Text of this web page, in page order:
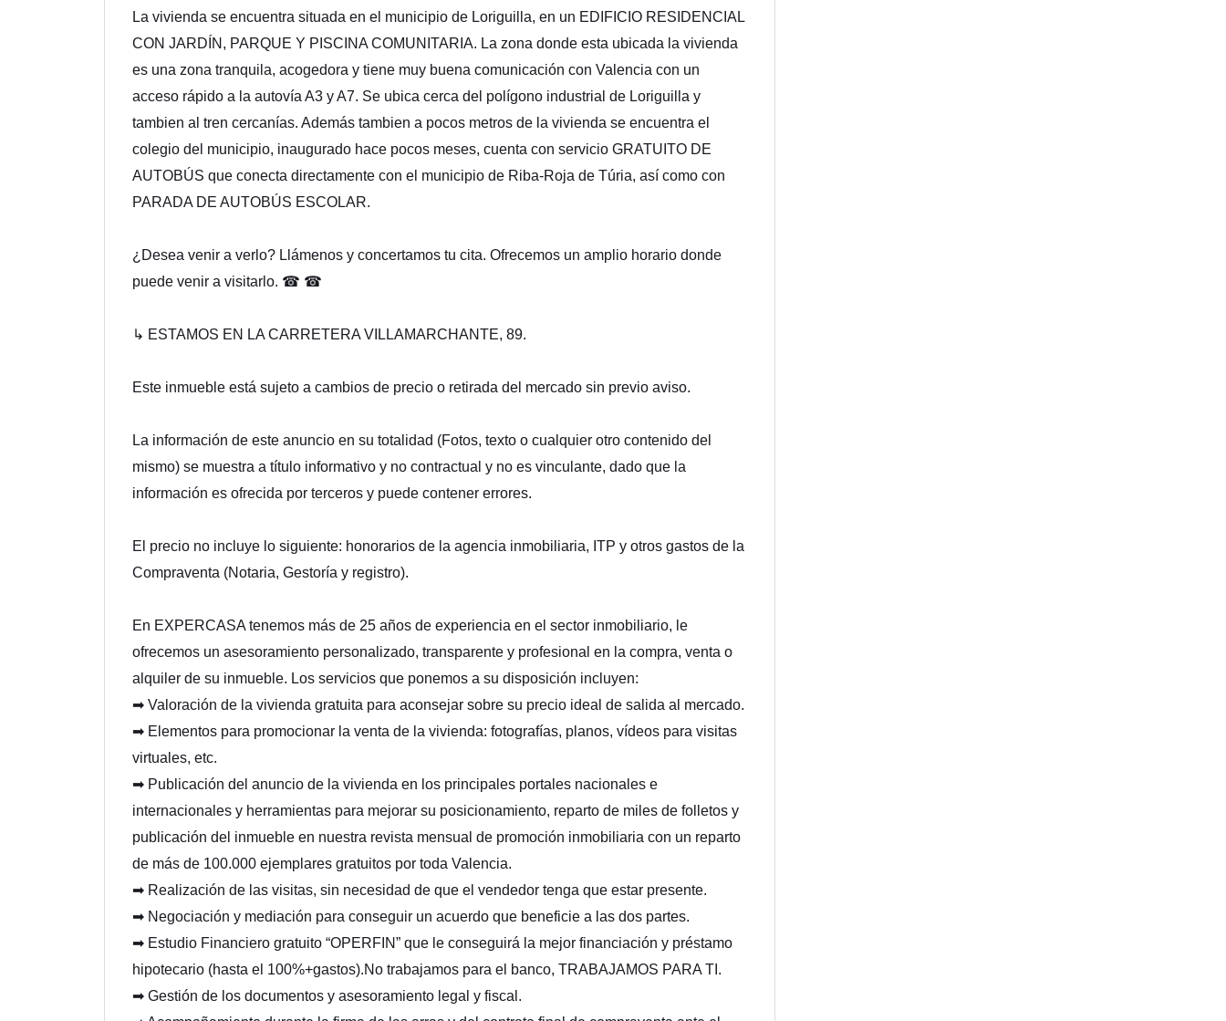
La vivienda se encuentra situada en el municipio de Loriguilla, en un EDIFICIO RESIDENCIAL
CON JARDÍN, PARQUE Y PISCINA COMUNITARIA. La zona donde esta ubicada la vivienda
es una zona tranquila, acogedora y tiene muy buena comunicación con Valencia con un
acceso rápido a la autovía A3 y A7. Se ubica cerca del polígono industrial de Loriguilla y
tambien al tren cercanías. Además tambien a pocos metros de la vivienda se encuentra el
colegio del municipio, inaugurado hace pocos meses, cuenta con servicio GRATUITO DE
AUTOBÚS que conecta directamente con el municipio de Riba-Roja de Túria, así como con
PARADA DE AUTOBÚS ESCOLAR.
¿Desea venir a verlo? Llámenos y concertamos tu cita. Ofrecemos un amplio horario donde
puede venir a visitarlo. ☎ ☎
↳ ESTAMOS EN LA CARRETERA VILLAMARCHANTE, 89.
Este inmueble está sujeto a cambios de precio o retirada del mercado sin previo aviso.
La información de este anuncio en su totalidad (Fotos, texto o cualquier otro contenido del
mismo) se muestra a título informativo y no contractual y no es vinculante, dado que la
información es ofrecida por terceros y puede contener errores.
El precio no incluye lo siguiente: honorarios de la agencia inmobiliaria, ITP y otros gastos de la
Compraventa (Notaria, Gestoría y registro).
En EXPERCASA tenemos más de 25 años de experiencia en el sector inmobiliario, le
ofrecemos un asesoramiento personalizado, transparente y profesional en la compra, venta o
alquiler de su inmueble. Los servicios que ponemos a su disposición incluyen:
➡ Valoración de la vivienda gratuita para aconsejar sobre su precio ideal de salida al mercado.
➡ Elementos para promocionar la venta de la vivienda: fotografías, planos, vídeos para visitas
virtuales, etc.
➡ Publicación del anuncio de la vivienda en los principales portales nacionales e
internacionales y herramientas para mejorar su posicionamiento, reparto de miles de folletos y
publicación del inmueble en nuestra revista mensual de promoción inmobiliaria con un reparto
de más de 100.000 ejemplares gratuitos por toda Valencia.
➡ Realización de las visitas, sin necesidad de que el vendedor tenga que estar presente.
➡ Negociación y mediación para conseguir un acuerdo que beneficie a las dos partes.
➡ Estudio Financiero gratuito “OPERFIN” que le conseguirá la mejor financiación y préstamo
hipotecario (hasta el 100%+gastos).No trabajamos para el banco, TRABAJAMOS PARA TI.
➡ Gestión de los documentos y asesoramiento legal y fiscal.